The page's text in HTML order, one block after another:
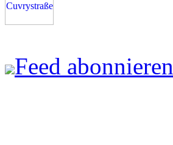
Feed abonnieren